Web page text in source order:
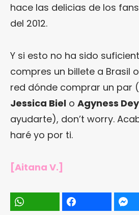
hace las delicias de los
del 2012.
Y si esto no ha sido
compres un billete a Brasil
red dónde comprar un par (
Jessica Biel o Agyness
ayudarte), don’t worry.
haré yo por ti.
[Aitana V.]